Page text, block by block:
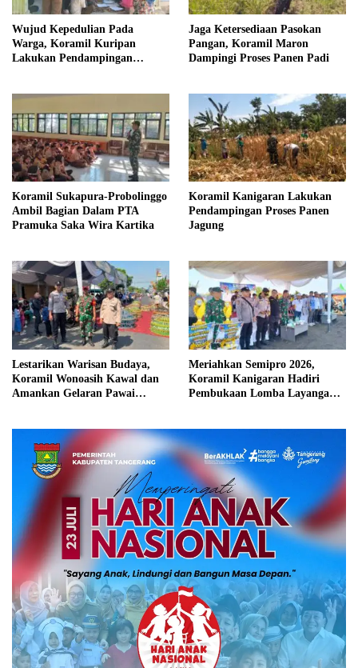
Wujud Kepedulian Pada
Warga, Koramil Kuripan
Lakukan Pendampingan
Jaga Ketersediaan Pasokan
Pangan, Koramil Maron
Dampingi Proses Panen Padi
Koramil Sukapura-Probolinggo
Ambil Bagian Dalam PTA
Pramuka Saka Wira Kartika
Koramil Kanigaran Lakukan
Pendampingan Proses Panen
Jagung
Lestarikan Warisan Budaya,
Koramil Wonoasih Kawal dan
Amankan Gelaran Pawai
Meriahkan Semipro 2026,
Koramil Kanigaran Hadiri
Pembukaan Lomba Layangan